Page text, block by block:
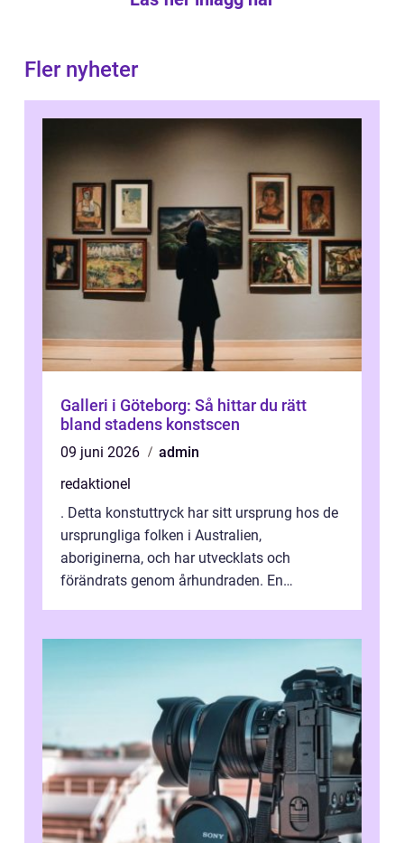
Fler nyheter
Galleri i Göteborg: Så hittar du rätt
bland stadens konstscen
09 juni 2026
admin
redaktionel
. Detta konstuttryck har sitt ursprung hos de
ursprungliga folken i Australien,
aboriginerna, och har utvecklats och
förändrats genom århundraden. En